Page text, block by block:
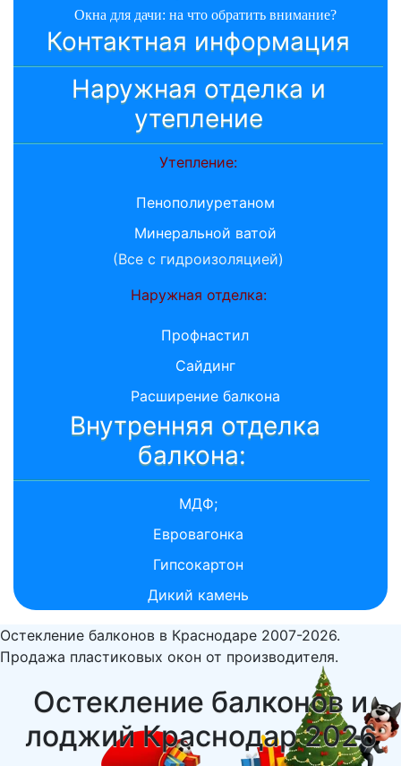
Окна для дачи: на что обратить внимание?
Контактная информация
Наружная отделка и
утепление
Утепление:
Пенополиуретаном
Минеральной ватой
(Все с гидроизоляцией)
Наружная отделка:
Профнастил
Сайдинг
Расширение балкона
Внутренняя отделка
балкона:
МДФ;
Евровагонка
Гипсокартон
Дикий камень
Остекление балконов в Краснодаре 2007-2026.
Продажа пластиковых окон от производителя.
Остекление балконов и
лоджий Краснодар 2026